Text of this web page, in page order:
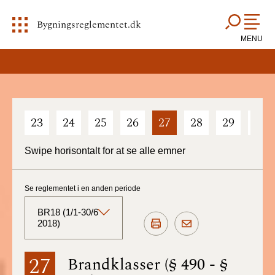
Bygningsreglementet.dk
MENU
23 24 25 26 27 28 29
Swipe horisontalt for at se alle emner
27 Brandklasser (§ 490 - §
Se reglementet i en anden periode
BR18 (1/1-30/6
2018)
BR18 (Aktuelt)